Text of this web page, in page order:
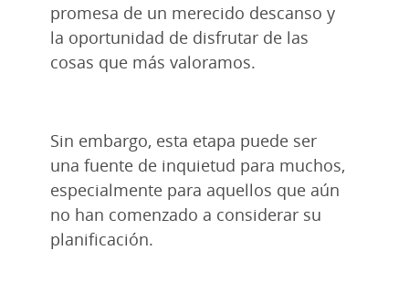
promesa de un merecido descanso y
la oportunidad de disfrutar de las
cosas que más valoramos.
Sin embargo, esta etapa puede ser
una fuente de inquietud para muchos,
especialmente para aquellos que aún
no han comenzado a considerar su
planificación.